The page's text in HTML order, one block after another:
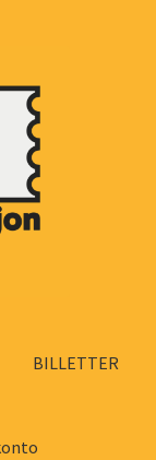
BILLETTER